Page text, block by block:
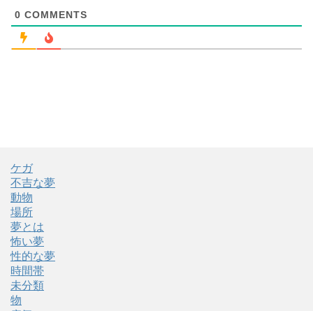
0 COMMENTS
ケガ
不吉な夢
動物
場所
夢とは
怖い夢
性的な夢
時間帯
未分類
物